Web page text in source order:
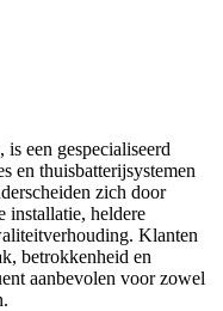
een gespecialiseerd
en thuisbatterijsystemen
zich door
installatie, heldere
Klanten
betrokkenheid en
aanbevolen voor zowel